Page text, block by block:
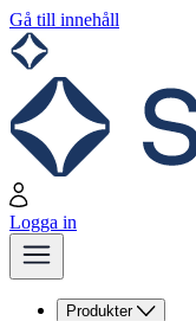
Gå till innehåll
Logga in
Produkter